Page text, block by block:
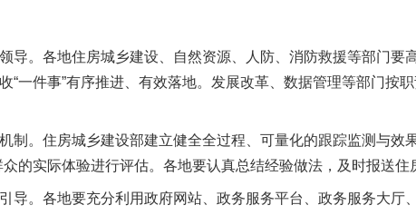
。各地住房城乡建设、自然资源、人防、消防救援等部门要
“一件事”有序推进、有效落地。发展改革、数据管理等部门按
。住房城乡建设部建立健全全过程、可量化的跟踪监测与效
的实际体验进行评估。各地要认真总结经验做法，及时报送住
。各地要充分利用政府网站、政务服务平台、政务服务大厅